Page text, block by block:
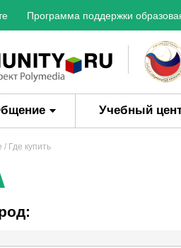
Программа поддержки
Учебный
/ Где купить